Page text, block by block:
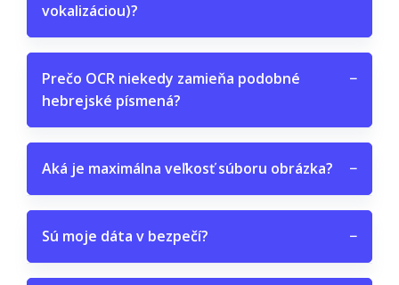
vokalizáciou)?
Prečo OCR niekedy zamieňa podobné
hebrejské písmená?
−
Aká je maximálna veľkosť súboru obrázka? −
Sú moje dáta v bezpečí? −